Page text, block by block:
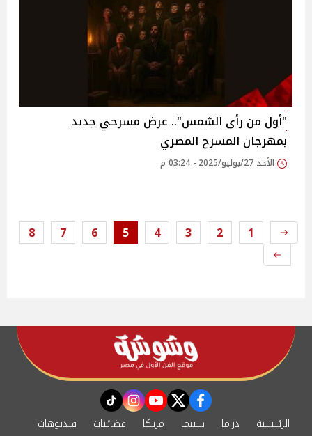
"أول من رأى الشمس".. عرض مسرحي جديد
بمهرجان المسرح المصري
الأحد 27/يوليو/2025 - 03:24 م
1
2
3
4
5
6
7
8
facebook
twitter
youtube
instagram
tiktok
الرئيسية دراما سينما مزيكا فضائيات فيديوهات